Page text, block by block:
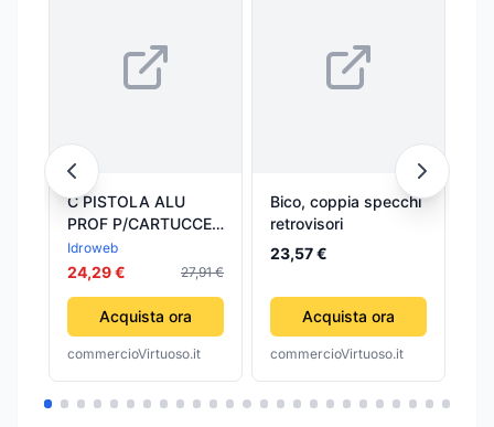
C PISTOLA ALU
PROF P/CARTUCCE
RESINA BICOM
380ML- 1,0 pz
Idroweb
24,29 € 27,91 €
Acquista ora
commercioVirtuoso.it
Bico, coppia specchi
retrovisori
23,57 €
Acquista ora
commercioVirtuoso.it